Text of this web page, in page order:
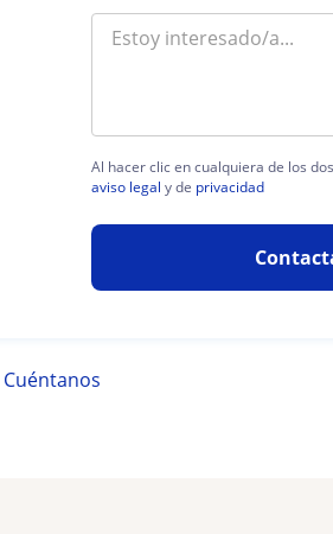
Al hacer clic en cualquiera de los
aviso legal y de privacidad
Cuéntanos